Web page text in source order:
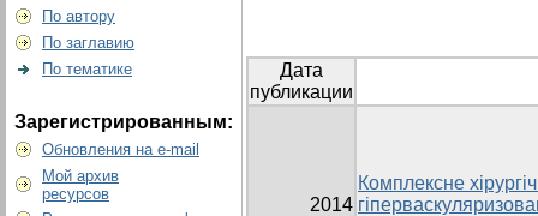
По автору
По заглавию
По тематике
Зарегистрированным:
Обновления на e-mail
Мой архив
ресурсов
Дата
публикации
2014
Комплексне